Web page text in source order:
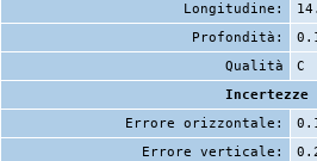
Longitudine:
Profondità:
Qualità
C
Incertezze
Errore orizzontale:
Errore verticale: